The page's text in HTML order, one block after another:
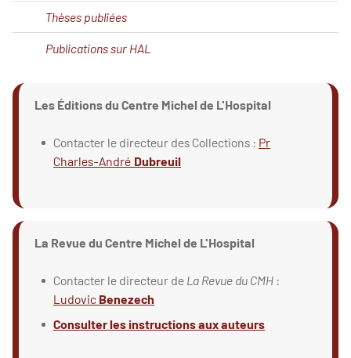
Thèses publiées
Publications sur HAL
Les Éditions du Centre Michel de L'Hospital
Contacter le directeur des Collections : Pr
Charles-André Dubreuil
La Revue du Centre Michel de L'Hospital
Contacter le directeur de La Revue du CMH :
Ludovic Benezech
Consulter les instructions aux auteurs